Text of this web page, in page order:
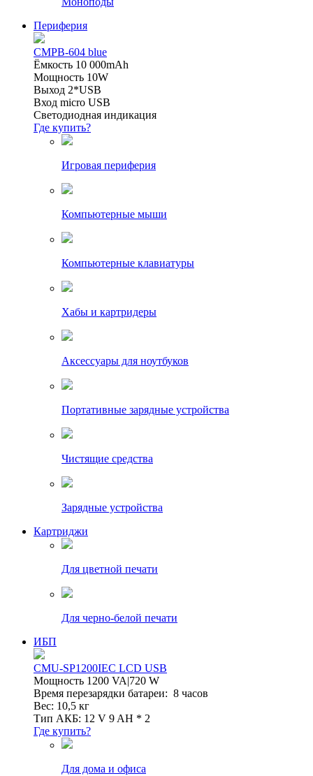
Периферия
CMPB-604 blue
Ёмкость 10 000mAh
Мощность 10W
Выход 2*USB
Вход micro USB
Светодиодная индикация
Где купить?
Игровая периферия
Компьютерные мыши
Компьютерные клавиатуры
Хабы и картридеры
Аксессуары для ноутбуков
Портативные зарядные устройства
Чистящие средства
Зарядные устройства
Картриджи
Для цветной печати
Для черно-белой печати
ИБП
CMU-SP1200IEC LCD USB
Мощность 1200 VA|720 W
Время перезарядки батареи: 8 часов
Вес: 10,5 кг
Тип АКБ: 12 V 9 AH * 2
Где купить?
Для дома и офиса